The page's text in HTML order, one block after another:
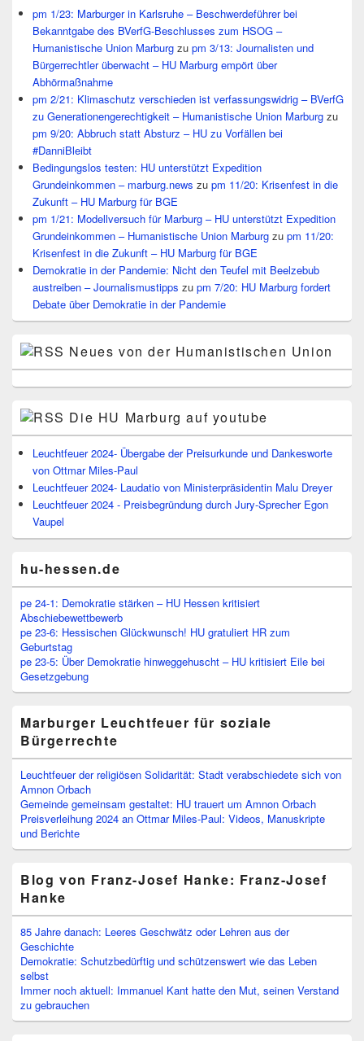
pm 1/23: Marburger in Karlsruhe – Beschwerdeführer bei
Bekanntgabe des BVerfG-Beschlusses zum HSOG –
Humanistische Union Marburg zu pm 3/13: Journalisten und
Bürgerrechtler überwacht – HU Marburg empört über
Abhörmaßnahme
pm 2/21: Klimaschutz verschieden ist verfassungswidrig – BVerfG
zu Generationengerechtigkeit – Humanistische Union Marburg zu
pm 9/20: Abbruch statt Absturz – HU zu Vorfällen bei
#DanniBleibt
Bedingungslos testen: HU unterstützt Expedition
Grundeinkommen – marburg.news zu pm 11/20: Krisenfest in die
Zukunft – HU Marburg für BGE
pm 1/21: Modellversuch für Marburg – HU unterstützt Expedition
Grundeinkommen – Humanistische Union Marburg zu pm 11/20:
Krisenfest in die Zukunft – HU Marburg für BGE
Demokratie in der Pandemie: Nicht den Teufel mit Beelzebub
austreiben – Journalismustipps zu pm 7/20: HU Marburg fordert
Debate über Demokratie in der Pandemie
Neues von der Humanistischen Union
Die HU Marburg auf youtube
Leuchtfeuer 2024- Übergabe der Preisurkunde und Dankesworte
von Ottmar Miles-Paul
Leuchtfeuer 2024- Laudatio von Ministerpräsidentin Malu Dreyer
Leuchtfeuer 2024 - Preisbegründung durch Jury-Sprecher Egon
Vaupel
hu-hessen.de
pe 24-1: Demokratie stärken – HU Hessen kritisiert
Abschiebewettbewerb
pe 23-6: Hessischen Glückwunsch! HU gratuliert HR zum
Geburtstag
pe 23-5: Über Demokratie hinweggehuscht – HU kritisiert Eile bei
Gesetzgebung
Marburger Leuchtfeuer für soziale
Bürgerrechte
Leuchtfeuer der religiösen Solidarität: Stadt verabschiedete sich von
Amnon Orbach
Gemeinde gemeinsam gestaltet: HU trauert um Amnon Orbach
Preisverleihung 2024 an Ottmar Miles-Paul: Videos, Manuskripte
und Berichte
Blog von Franz-Josef Hanke: Franz-Josef
Hanke
85 Jahre danach: Leeres Geschwätz oder Lehren aus der
Geschichte
Demokratie: Schutzbedürftig und schützenswert wie das Leben
selbst
Immer noch aktuell: Immanuel Kant hatte den Mut, seinen Verstand
zu gebrauchen